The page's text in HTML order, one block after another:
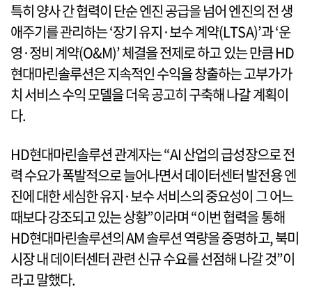
특히 양사 간 협력이 단순 엔진 공급을 넘어 엔진의 전 생
애주기를 관리하는 ‘장기 유지·보수 계약(LTSA)’과 ‘운
영·정비 계약(O&M)’ 체결을 전제로 하고 있는 만큼 HD
현대마린솔루션은 지속적인 수익을 창출하는 고부가가
치 서비스 수익 모델을 더욱 공고히 구축해 나갈 계획이
다.
HD현대마린솔루션 관계자는 “AI 산업의 급성장으로 전
력 수요가 폭발적으로 늘어나면서 데이터센터 발전용 엔
진에 대한 세심한 유지·보수 서비스의 중요성이 그 어느
때보다 강조되고 있는 상황”이라며 “이번 협력을 통해
HD현대마린솔루션의 AM 솔루션 역량을 증명하고, 북미
시장 내 데이터센터 관련 신규 수요를 선점해 나갈 것”이
라고 말했다.